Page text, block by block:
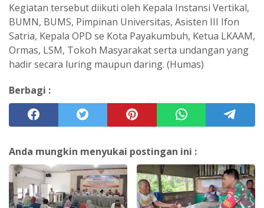
Kegiatan tersebut diikuti oleh Kepala Instansi Vertikal,
BUMN, BUMS, Pimpinan Universitas, Asisten III Ifon
Satria, Kepala OPD se Kota Payakumbuh, Ketua LKAAM,
Ormas, LSM, Tokoh Masyarakat serta undangan yang
hadir secara luring maupun daring. (Humas)
Berbagi :
Anda mungkin menyukai postingan ini :